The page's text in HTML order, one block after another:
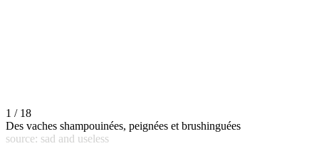
1 / 18
Des vaches shampouinées, peignées et brushinguées
source: sad and useless